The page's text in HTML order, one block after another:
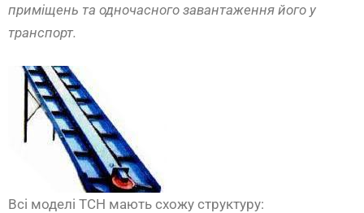
приміщень та одночасного завантаження його у
транспорт.
Всі моделі ТСН мають схожу структуру: